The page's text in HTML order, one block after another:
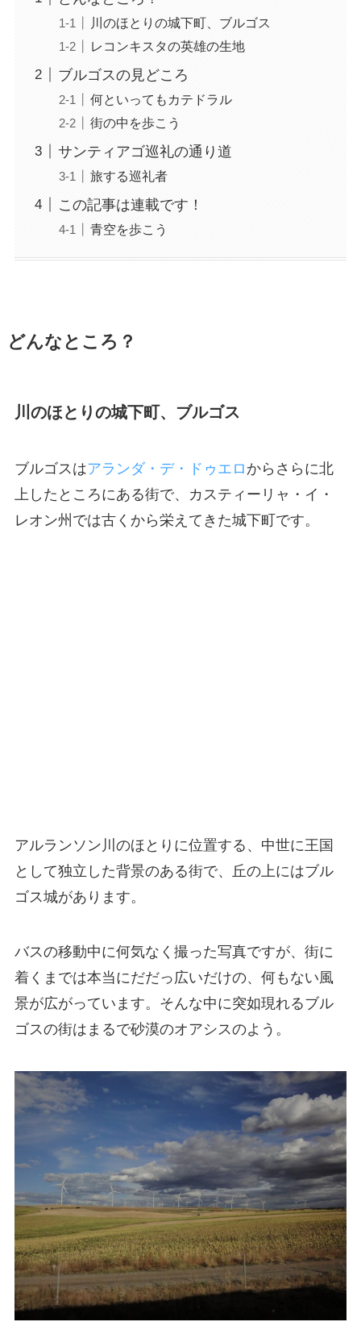
川のほとりの城下町、ブルゴス
レコンキスタの英雄の生地
ブルゴスの見どころ
何といってもカテドラル
街の中を歩こう
サンティアゴ巡礼の通り道
旅する巡礼者
この記事は連載です！
青空を歩こう
どんなところ？
川のほとりの城下町、ブルゴス
ブルゴスはアランダ・デ・ドゥエロ からさらに北
上したところにある街で、カスティーリャ・イ・
レオン州では古くから栄えてきた城下町です。
アルランソン川のほとりに位置する、中世に王国
として独立した背景のある街で、丘の上にはブル
ゴス城があります。
バスの移動中に何気なく撮った写真ですが、街に
着くまでは本当にだだっ広いだけの、何もない風
景が広がっています。そんな中に突如現れるブル
ゴスの街はまるで砂漠のオアシスのよう。